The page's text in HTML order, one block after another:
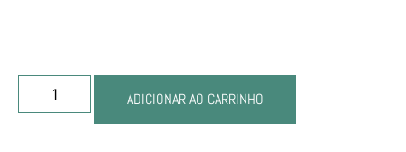
ADICIONAR AO CARRINHO